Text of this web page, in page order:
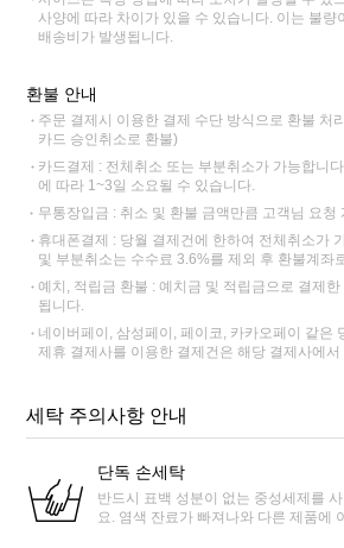
사양에 따라 차이가 있을 수 있습니다. 이는 불량
배송비가 발생됩니다.
환불 안내
주문 결제시 이용한 결제 수단 방식으로 환불 처
카드 승인취소로 환불)
카드결제 : 전체취소 또는 부분취소가 가능합니
에 따라 1~3일 소요될 수 있습니다.
무통장입금 : 취소 및 환불 금액만큼 고객님 요청
휴대폰결제 : 당월 결제건에 한하여 전체취소가
및 부분취소는 수수료 3.6%를 제외 후 환불계좌
예치, 적립금 환불 : 예치금 및 적립금으로 결제한
됩니다.
네이버페이, 삼성페이, 페이코, 카카오페이 같은
제휴 결제사를 이용한 결제건은 해당 결제사에
세탁 주의사항 안내
단독 손세탁
반드시 표백 성분이 없는 중성세제를
요. 염색 잔료가 빠져나와 다른 제품에